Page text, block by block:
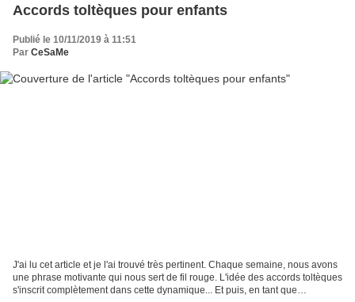
Accords toltèques pour enfants
Publié le 10/11/2019 à 11:51
Par CeSaMe
J'ai lu cet article et je l'ai trouvé très pertinent. Chaque semaine, nous avons
une phrase motivante qui nous sert de fil rouge. L'idée des accords toltèques
s'inscrit complètement dans cette dynamique... Et puis, en tant que